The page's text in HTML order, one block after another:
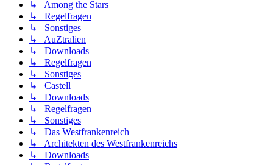
↳ Among the Stars
↳ Regelfragen
↳ Sonstiges
↳ AuZtralien
↳ Downloads
↳ Regelfragen
↳ Sonstiges
↳ Castell
↳ Downloads
↳ Regelfragen
↳ Sonstiges
↳ Das Westfrankenreich
↳ Architekten des Westfrankenreichs
↳ Downloads